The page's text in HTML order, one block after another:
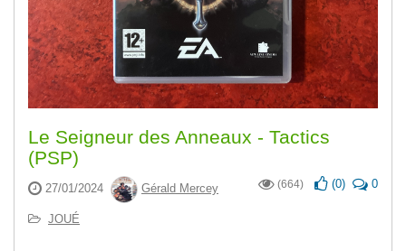
Le Seigneur des Anneaux - Tactics
(PSP)
27/01/2024 Gérald Mercey (664) (0) 0
JOUÉ